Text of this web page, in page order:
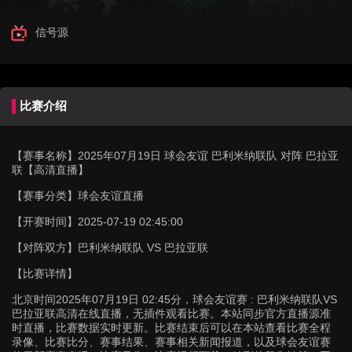
信号源
比赛介绍
【赛事名称】 2025年07月19日 球会友谊 巴利米纳联队 对阵 巴拉亚
联【高清直播】
【赛事分类】 球会友谊直播
【开赛时间】 2025-07-19 02:45:00
【对阵双方】 巴利米纳联队 VS 巴拉亚联
【比赛详情】
北京时间2025年07月19日 02:45分，球会友谊赛 : 巴利米纳联队VS
巴拉亚联高清在线直播，无插件观看比赛。本站同步官方直播源准
时直播，比赛数据实时更新。比赛结束后可以在本站查看比赛全程
录像、比赛比分、赛事结果、赛事相关新闻报道，以及球会友谊赛